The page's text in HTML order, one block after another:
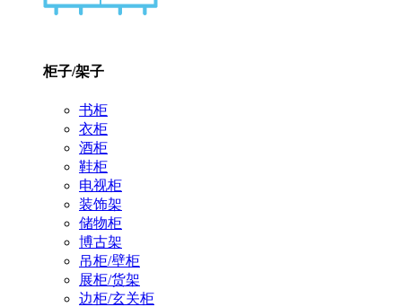
柜子/架子
书柜
衣柜
酒柜
鞋柜
电视柜
装饰架
储物柜
博古架
吊柜/壁柜
展柜/货架
边柜/玄关柜